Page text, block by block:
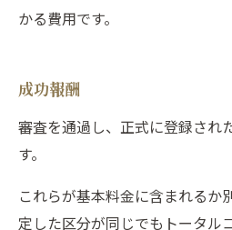
かる費用です。
成功報酬
審査を通過し、正式に登録され
す。
これらが基本料金に含まれるか
定した区分が同じでもトータル